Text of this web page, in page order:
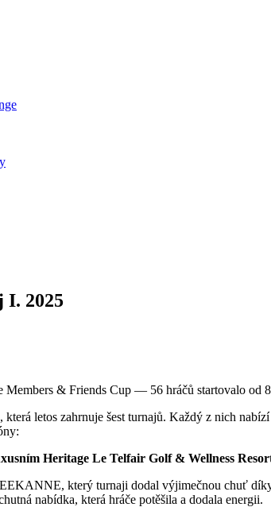
I. 2025
& Friends Cup — 56 hráčů startovalo od
letos zahrnuje šest turnajů. Každý z nich
Heritage Le Telfair Golf & Wellness
který turnaji dodal výjimečnou chuť
nabídka, která hráče potěšila a dodala energii.